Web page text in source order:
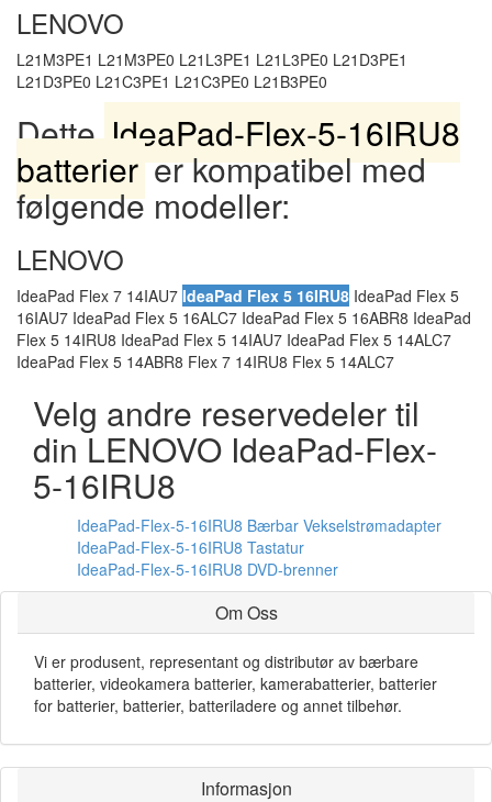
LENOVO
L21M3PE1 L21M3PE0 L21L3PE1 L21L3PE0 L21D3PE1
L21D3PE0 L21C3PE1 L21C3PE0 L21B3PE0
Dette IdeaPad-Flex-5-16IRU8
batterierer kompatibel med
følgende modeller:
LENOVO
IdeaPad Flex 7 14IAU7 IdeaPad Flex 5 16IRU8 IdeaPad Flex 5
16IAU7 IdeaPad Flex 5 16ALC7 IdeaPad Flex 5 16ABR8 IdeaPad
Flex 5 14IRU8 IdeaPad Flex 5 14IAU7 IdeaPad Flex 5 14ALC7
IdeaPad Flex 5 14ABR8 Flex 7 14IRU8 Flex 5 14ALC7
Velg andre reservedeler til
din LENOVO IdeaPad-Flex-
5-16IRU8
IdeaPad-Flex-5-16IRU8 Bærbar Vekselstrømadapter
IdeaPad-Flex-5-16IRU8 Tastatur
IdeaPad-Flex-5-16IRU8 DVD-brenner
Om Oss
Vi er produsent, representant og distributør av bærbare
batterier, videokamera batterier, kamerabatterier, batterier
for batterier, batterier, batteriladere og annet tilbehør.
Informasjon